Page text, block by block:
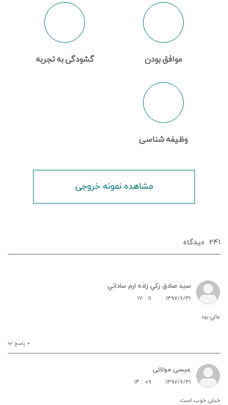
موافق بودن گشودگی به تجربه
وظیفه شناسی
مشاهده نمونه خروجی
۲۴۱ دیدگاه‌
سيد صادق زکي زاده ارم ساداتي
۱۳۹۷/۶/۳۱ ۱۷ : ۱۱
عالي بود
۰ پاسخ
عیسی مولائی
۱۳۹۷/۶/۳۱ ۱۴ : ۰۹
خیلی خوب است